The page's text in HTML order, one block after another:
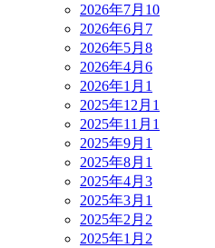
2026年7月 10
2026年6月 7
2026年5月 8
2026年4月 6
2026年1月 1
2025年12月 1
2025年11月 1
2025年9月 1
2025年8月 1
2025年4月 3
2025年3月 1
2025年2月 2
2025年1月 2